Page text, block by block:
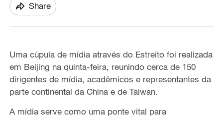
Share
Uma cúpula de mídia através do Estreito foi realizada
em Beijing na quinta-feira, reunindo cerca de 150
dirigentes de mídia, acadêmicos e representantes da
parte continental da China e de Taiwan.
A mídia serve como uma ponte vital para